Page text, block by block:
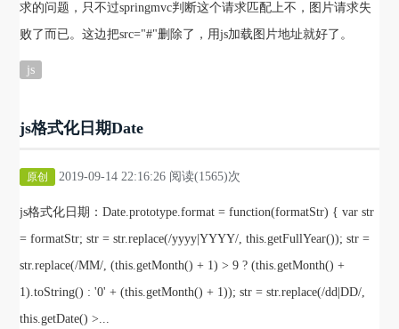
求的问题，只不过springmvc判断这个请求匹配上不，图片请求失
败了而已。这边把src="#"删除了，用js加载图片地址就好了。
js
js格式化日期Date
原创 2019-09-14 22:16:26 阅读(1565)次
js格式化日期：Date.prototype.format = function(formatStr) { var str
= formatStr; str = str.replace(/yyyy|YYYY/, this.getFullYear()); str =
str.replace(/MM/, (this.getMonth() + 1) > 9 ? (this.getMonth() +
1).toString() : '0' + (this.getMonth() + 1)); str = str.replace(/dd|DD/,
this.getDate() >...